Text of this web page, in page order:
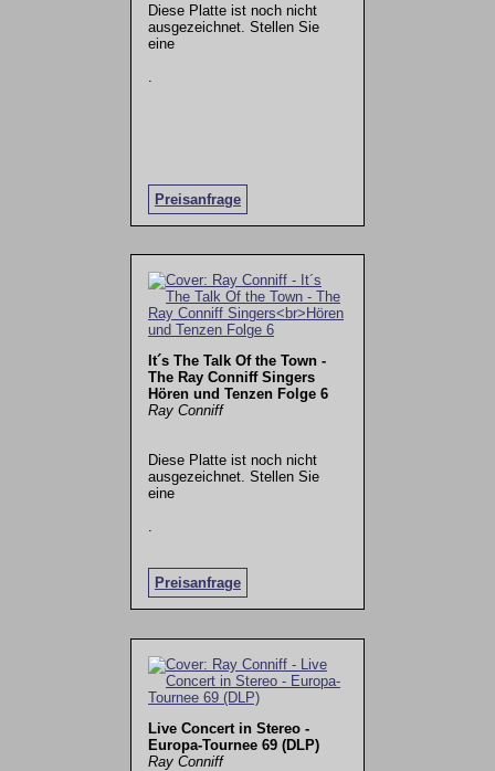
Diese Platte ist noch nicht
ausgezeichnet. Stellen Sie
eine
Preisanfrage
It´s The Talk Of the Town -
The Ray Conniff Singers
Hören und Tenzen Folge 6
Ray Conniff
Diese Platte ist noch nicht
ausgezeichnet. Stellen Sie
eine
Preisanfrage
.
Live Concert in Stereo -
Europa-Tournee 69 (DLP)
Ray Conniff